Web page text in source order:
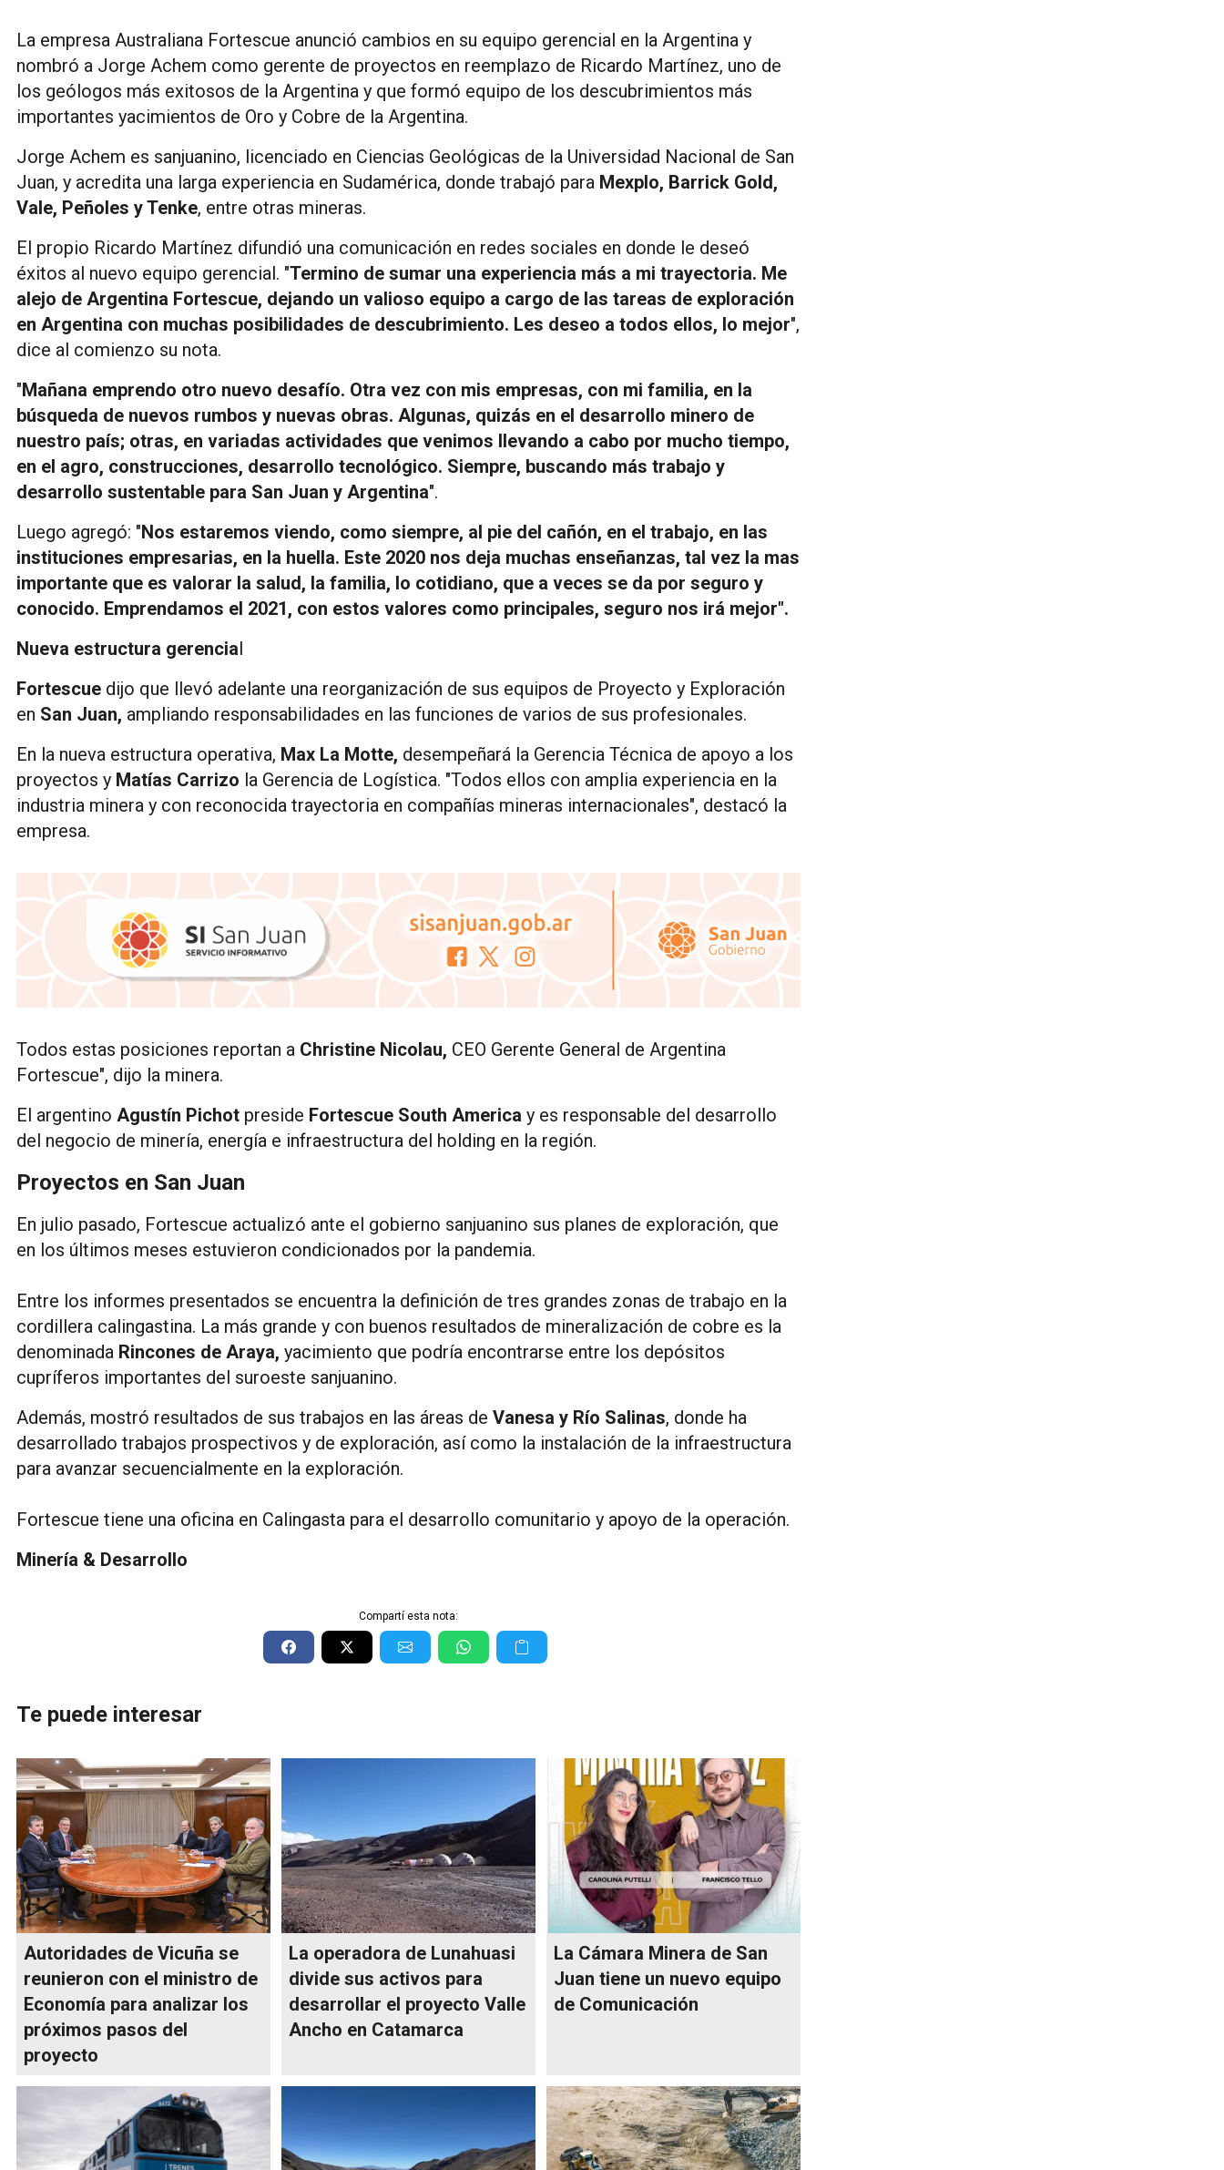
La empresa Australiana Fortescue anunció cambios en su equipo gerencial en la Argentina y
nombró a Jorge Achem como gerente de proyectos en reemplazo de Ricardo Martínez, uno de
los geólogos más exitosos de la Argentina y que formó equipo de los descubrimientos más
importantes yacimientos de Oro y Cobre de la Argentina.
Jorge Achem es sanjuanino, licenciado en Ciencias Geológicas de la Universidad Nacional de San
Juan, y acredita una larga experiencia en Sudamérica, donde trabajó para Mexplo, Barrick Gold,
Vale, Peñoles y Tenke, entre otras mineras.
El propio Ricardo Martínez difundió una comunicación en redes sociales en donde le deseó
éxitos al nuevo equipo gerencial. "Termino de sumar una experiencia más a mi trayectoria. Me
alejo de Argentina Fortescue, dejando un valioso equipo a cargo de las tareas de exploración
en Argentina con muchas posibilidades de descubrimiento. Les deseo a todos ellos, lo mejor",
dice al comienzo su nota.
"Mañana emprendo otro nuevo desafío. Otra vez con mis empresas, con mi familia, en la
búsqueda de nuevos rumbos y nuevas obras. Algunas, quizás en el desarrollo minero de
nuestro país; otras, en variadas actividades que venimos llevando a cabo por mucho tiempo,
en el agro, construcciones, desarrollo tecnológico. Siempre, buscando más trabajo y
desarrollo sustentable para San Juan y Argentina".
Luego agregó: "Nos estaremos viendo, como siempre, al pie del cañón, en el trabajo, en las
instituciones empresarias, en la huella. Este 2020 nos deja muchas enseñanzas, tal vez la mas
importante que es valorar la salud, la familia, lo cotidiano, que a veces se da por seguro y
conocido. Emprendamos el 2021, con estos valores como principales, seguro nos irá mejor".
Nueva estructura gerencial
Fortescue dijo que llevó adelante una reorganización de sus equipos de Proyecto y Exploración
en San Juan, ampliando responsabilidades en las funciones de varios de sus profesionales.
En la nueva estructura operativa, Max La Motte, desempeñará la Gerencia Técnica de apoyo a los
proyectos y Matías Carrizo la Gerencia de Logística. "Todos ellos con amplia experiencia en la
industria minera y con reconocida trayectoria en compañías mineras internacionales", destacó la
empresa.
Todos estas posiciones reportan a Christine Nicolau, CEO Gerente General de Argentina
Fortescue", dijo la minera.
El argentino Agustín Pichot preside Fortescue South America y es responsable del desarrollo
del negocio de minería, energía e infraestructura del holding en la región.
Proyectos en San Juan
En julio pasado, Fortescue actualizó ante el gobierno sanjuanino sus planes de exploración, que
en los últimos meses estuvieron condicionados por la pandemia.
Entre los informes presentados se encuentra la definición de tres grandes zonas de trabajo en la
cordillera calingastina. La más grande y con buenos resultados de mineralización de cobre es la
denominada Rincones de Araya, yacimiento que podría encontrarse entre los depósitos
cupríferos importantes del suroeste sanjuanino.
Además, mostró resultados de sus trabajos en las áreas de Vanesa y Río Salinas, donde ha
desarrollado trabajos prospectivos y de exploración, así como la instalación de la infraestructura
para avanzar secuencialmente en la exploración.
Fortescue tiene una oficina en Calingasta para el desarrollo comunitario y apoyo de la operación.
Minería & Desarrollo
Compartí esta nota:
Te puede interesar
Autoridades de Vicuña se
reunieron con el ministro de
Economía para analizar los
próximos pasos del
proyecto
La operadora de Lunahuasi
divide sus activos para
desarrollar el proyecto Valle
Ancho en Catamarca
La Cámara Minera de San
Juan tiene un nuevo equipo
de Comunicación